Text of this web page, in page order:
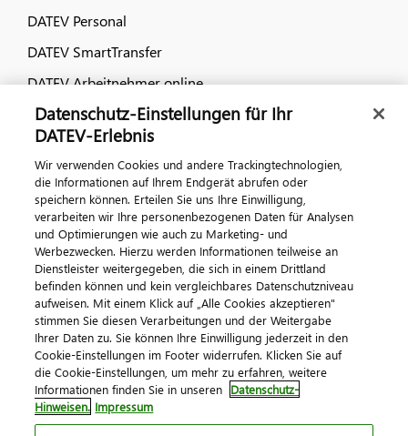
DATEV Personal
DATEV SmartTransfer
DATEV Arbeitnehmer online
Dialog & Medien
Veranstaltungen
DATEV magazin
DATEV-Community
DATEV-Newsletter
Kontaktieren Sie uns
Datenschutz-Einstellungen für Ihr
DATEV-Erlebnis
Wir verwenden Cookies und andere Trackingtechnologien,
die Informationen auf Ihrem Endgerät abrufen oder
speichern können. Erteilen Sie uns Ihre Einwilligung,
verarbeiten wir Ihre personenbezogenen Daten für Analysen
und Optimierungen wie auch zu Marketing- und
Werbezwecken. Hierzu werden Informationen teilweise an
Dienstleister weitergegeben, die sich in einem Drittland
befinden können und kein vergleichbares Datenschutzniveau
aufweisen. Mit einem Klick auf „Alle Cookies akzeptieren"
stimmen Sie diesen Verarbeitungen und der Weitergabe
Ihrer Daten zu. Sie können Ihre Einwilligung jederzeit in den
Cookie-Einstellungen im Footer widerrufen. Klicken Sie auf
die Cookie-Einstellungen, um mehr zu erfahren, weitere
Informationen finden Sie in unseren Datenschutz-
Hinweisen. Impressum